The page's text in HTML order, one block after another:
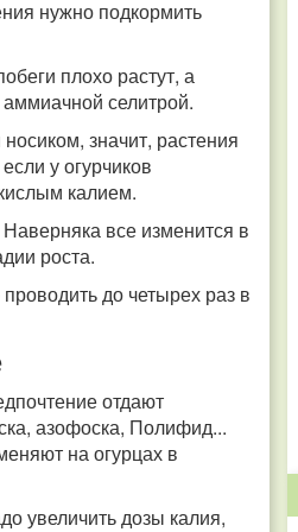
нужно подкормить
плохо растут, а
селитрой.
значит, растения
у огурчиков
калием.
все изменится в
роста.
до четырех раз в
отдают
азофоска, Полифид...
на огурцах в
увеличить дозы калия,